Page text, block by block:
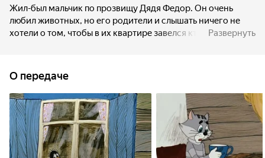
Жил-был мальчик по прозвищу Дядя Федор. Он очень
любил животных, но его родители и слышать ничего не
хотели о том, чтобы в их квартире завелся кто-то
верным песиком Шариком - отправиться в деревню
Простоквашино.
Развернуть
О передаче